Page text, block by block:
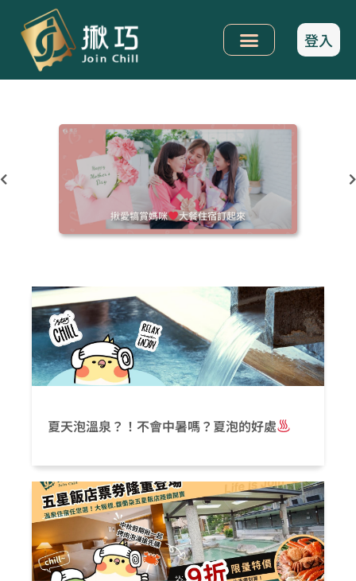
登入
揪愛犒賞媽咪 大餐住宿訂起來
夏天泡溫泉？！不會中暑嗎？夏泡的好處